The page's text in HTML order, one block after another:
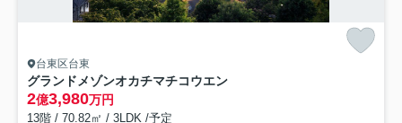
台東区台東
グランドメゾンオカチマチコウエン
2億3,980万円
13階 / 70.82㎡ / 3LDK /予定